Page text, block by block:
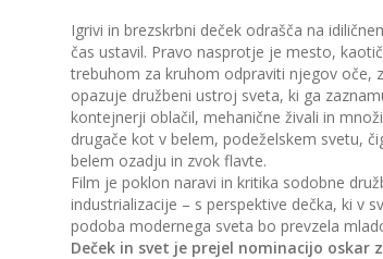
Igrivi in brezskrbni deček odrašča na
čas ustavil. Pravo nasprotje je mesto,
trebuhom za kruhom odpraviti njegov oče,
opazuje družbeni ustroj sveta, ki ga
kontejnerji oblačil, mehanične živali in
drugače kot v belem, podeželskem svetu,
belem ozadju in zvok flavte.
Film je poklon naravi in kritika sodobne
industrializacije – s perspektive dečka, ki v
podoba modernega sveta bo prevzela
Deček in svet je prejel nominacijo